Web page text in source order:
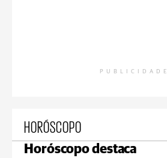
PUBLICIDADE
HORÓSCOPO
Horóscopo destaca